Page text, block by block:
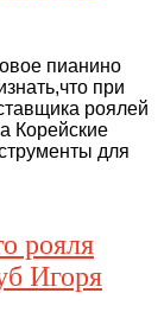
пианино
при
роялей
Корейские
для
рояля
Игоря